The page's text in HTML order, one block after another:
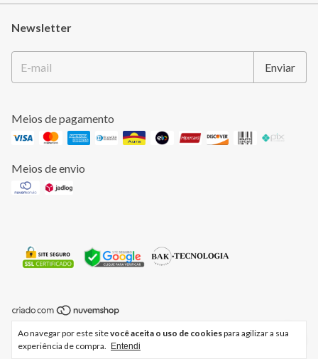
Ao navegar por este sitevocê aceita o uso de cookiespara agilizar a sua
experiência de compra.
Entendi
Newsletter
Meios de pagamento
Meios de envio
Copyright CRISTINA LEMOS - 50119908000197 - 2026. Todos os
direitos reservados.